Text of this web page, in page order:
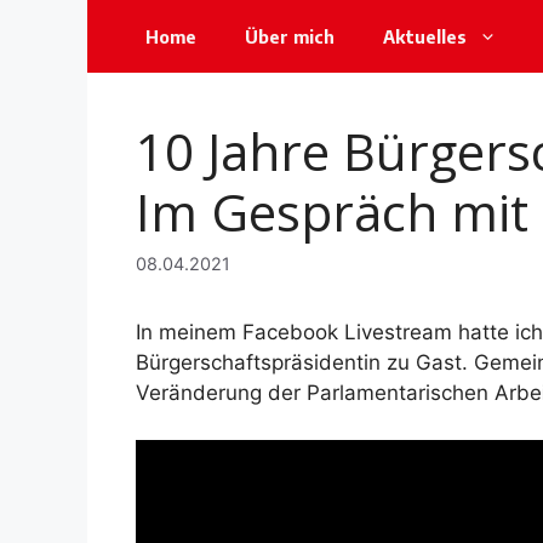
Home Über mich Aktuelles
10 Jahre
Im Gespräch mit
08.04.2021
In meinem Facebook Livestream hatte
Bürgerschaftspräsidentin zu Gast.
Veränderung der Parlamentarischen